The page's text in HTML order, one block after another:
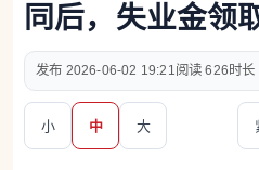
同后，失业金领
2026-06-02 19:21 626
小 中 大